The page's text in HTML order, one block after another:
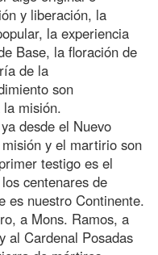
y liberación, la
la experiencia
Base, la floración de
de la
son
misión.
desde el Nuevo
y el martirio son
testigo es el
centenares de
es nuestro Continente.
a Mons. Ramos, a
al Cardenal Posadas